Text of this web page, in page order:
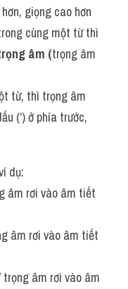
giọng cao hơn
cùng một từ thì
âm (trọng âm
từ, thì trọng âm
(‘) ở phía trước,
dụ:
âm rơi vào âm tiết
âm rơi vào âm tiết
trọng âm rơi vào âm